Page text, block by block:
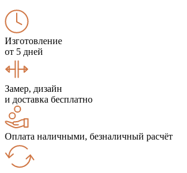
Изготовление
от 5 дней
Замер, дизайн
и доставка бесплатно
Оплата наличными, безналичный расчёт